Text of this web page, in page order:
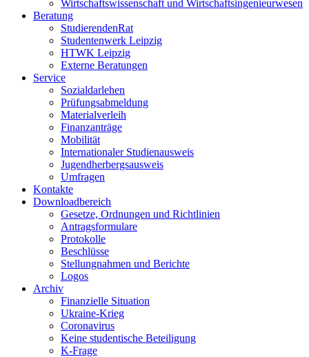
Wirtschaftswissenschaft und Wirtschaftsingenieurwesen
Beratung
StudierendenRat
Studentenwerk Leipzig
HTWK Leipzig
Externe Beratungen
Service
Sozialdarlehen
Prüfungsabmeldung
Materialverleih
Finanzanträge
Mobilität
Internationaler Studienausweis
Jugendherbergsausweis
Umfragen
Kontakte
Downloadbereich
Gesetze, Ordnungen und Richtlinien
Antragsformulare
Protokolle
Beschlüsse
Stellungnahmen und Berichte
Logos
Archiv
Finanzielle Situation
Ukraine-Krieg
Coronavirus
Keine studentische Beteiligung
K-Frage